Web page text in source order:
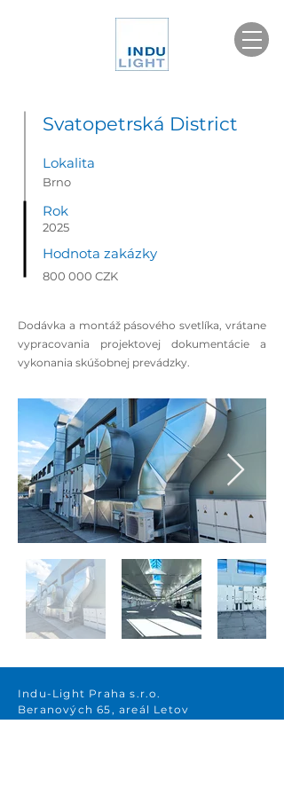
Svatopetrská District
Lokalita
Brno
2025
Rok
Hodnota zakázky
800 000 CZK
Dodávka a montáž pásového svetlíka, vrátane
vypracovania projektovej dokumentácie a
vykonania skúšobnej prevádzky.
Indu-Light Praha s.r.o.
Beranových 65, areál Letov